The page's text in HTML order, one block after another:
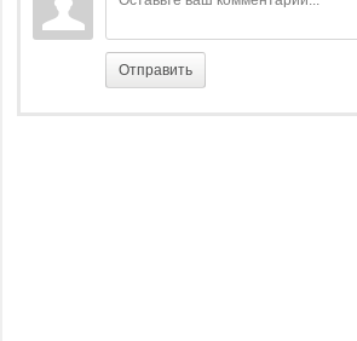
Отправить